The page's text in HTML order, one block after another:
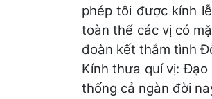
phép tôi được kính
toàn thể các vị có
đoàn kết thắm tình
Kính thưa quí vị:
thống cả ngàn đời